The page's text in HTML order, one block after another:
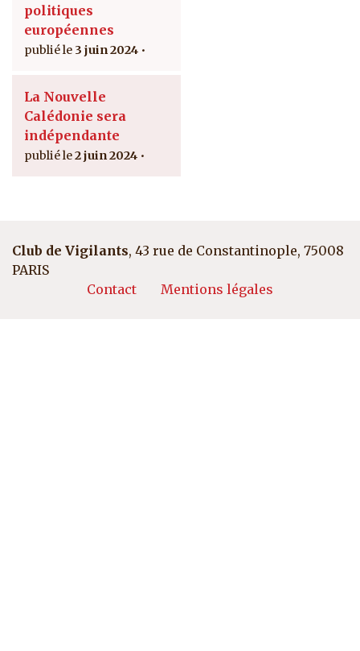
politiques
européennes
3 juin 2024
La Nouvelle
Calédonie sera
indépendante
2 juin 2024
Club de Vigilants, 43 rue de Constantinople, 75008
PARIS
Pied de page
Contact Mentions légales